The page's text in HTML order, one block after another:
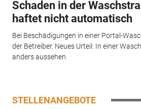
Schaden in der
haftet nicht automatisch
Bei Beschädigungen in einer Portal-
der Betreiber. Neues Urteil: In einer
anders aussehen.
STELLENANGEBOTE